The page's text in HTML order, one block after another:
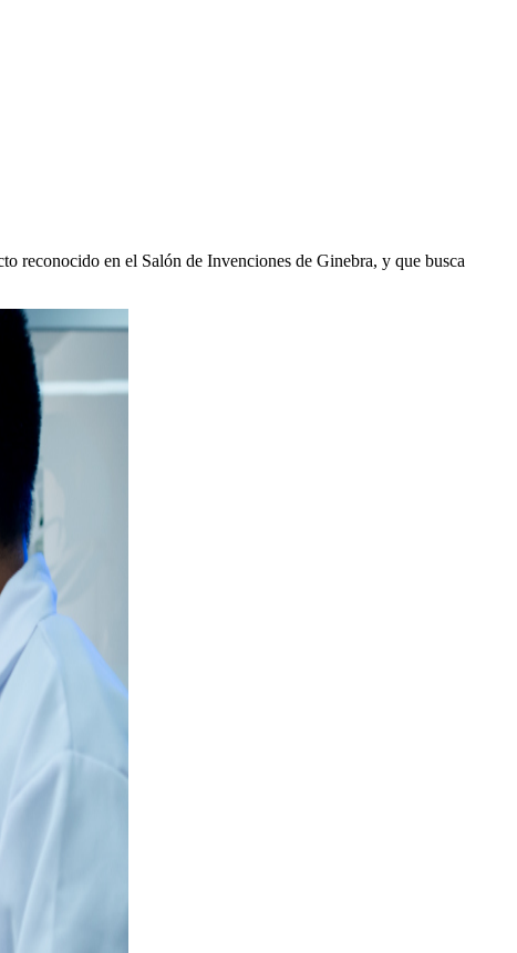
reconocido en el Salón de Invenciones de Ginebra, y que busca